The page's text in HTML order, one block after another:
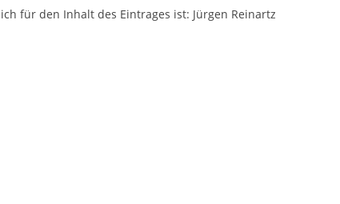
für den Inhalt des Eintrages ist: Jürgen Reinartz